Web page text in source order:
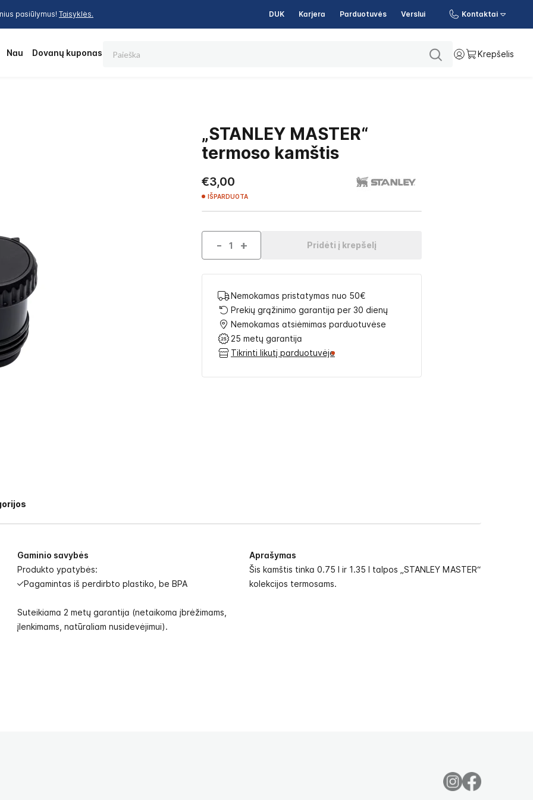
pasiūlymus! Taisyklės. DUK Karjera Parduotuvės Verslui Kontaktai
Nauja Dovanų kuponas Krepšelis
„STANLEY MASTER“
termoso kamštis
€3,00
IŠPARDUOTA
- + Pridėti į krepšelį
Nemokamas pristatymas nuo 50€
Prekių grąžinimo garantija per 30 dienų
Nemokamas atsiėmimas parduotuvėse
25 metų garantija
Tikrinti likutį parduotuvėje
Gaminio savybės
Produkto ypatybės:
Pagamintas iš perdirbto plastiko, be BPA
Suteikiama 2 metų garantija (netaikoma įbrėžimams,
įlenkimams, natūraliam nusidevėjimui).
Aprašymas
Šis kamštis tinka 0.75 l ir 1.35 l talpos „STANLEY MASTER“
kolekcijos termosams.